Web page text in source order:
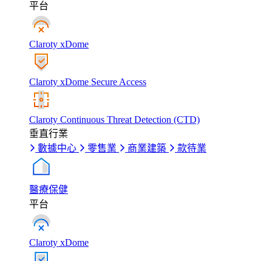
平台
Claroty xDome
Claroty xDome Secure Access
Claroty Continuous Threat Detection (CTD)
垂直行業
數據中心
零售業 商業建築 款待業
醫療保健
平台
Claroty xDome